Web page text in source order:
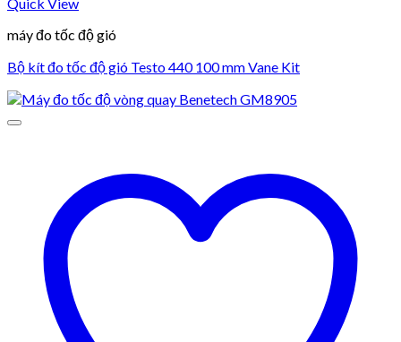
máy đo tốc độ gió
Bộ kít đo tốc độ gió Testo 440 100 mm Vane Kit